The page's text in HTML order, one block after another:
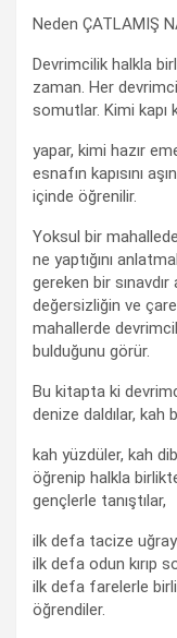
Neden ÇATLAMIŞ
Devrimcilik halkla
zaman. Her
somutlar. Kimi kapı
yapar, kimi hazır
esnafın kapısını
içinde öğrenilir.
Yoksul bir
ne yaptığını
gereken bir
değersizliğin ve
mahallerde
bulduğunu görür.
Bu kitapta ki
denize daldılar, kah
kah yüzdüler, kah
öğrenip halkla
gençlerle tanıştılar,
ilk defa tacize
ilk defa odun kırıp
ilk defa farelerle
öğrendiler.